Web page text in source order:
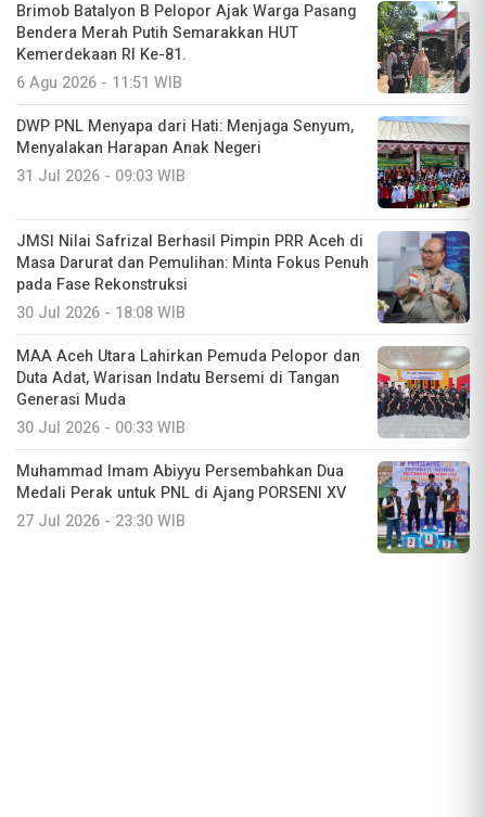
Brimob Batalyon B Pelopor Ajak Warga Pasang
Bendera Merah Putih Semarakkan HUT
Kemerdekaan RI Ke-81.
6 Agu 2026 - 11:51 WIB
DWP PNL Menyapa dari Hati: Menjaga Senyum,
Menyalakan Harapan Anak Negeri
31 Jul 2026 - 09:03 WIB
JMSI Nilai Safrizal Berhasil Pimpin PRR Aceh di
Masa Darurat dan Pemulihan: Minta Fokus Penuh
pada Fase Rekonstruksi
30 Jul 2026 - 18:08 WIB
MAA Aceh Utara Lahirkan Pemuda Pelopor dan
Duta Adat, Warisan Indatu Bersemi di Tangan
Generasi Muda
30 Jul 2026 - 00:33 WIB
Muhammad Imam Abiyyu Persembahkan Dua
Medali Perak untuk PNL di Ajang PORSENI XV
27 Jul 2026 - 23:30 WIB